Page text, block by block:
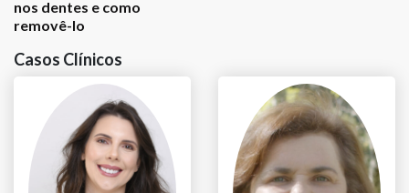
nos dentes e como
removê-lo
Casos Clínicos